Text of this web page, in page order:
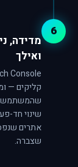
6
ואילך
שינוי חד-
שצברה.